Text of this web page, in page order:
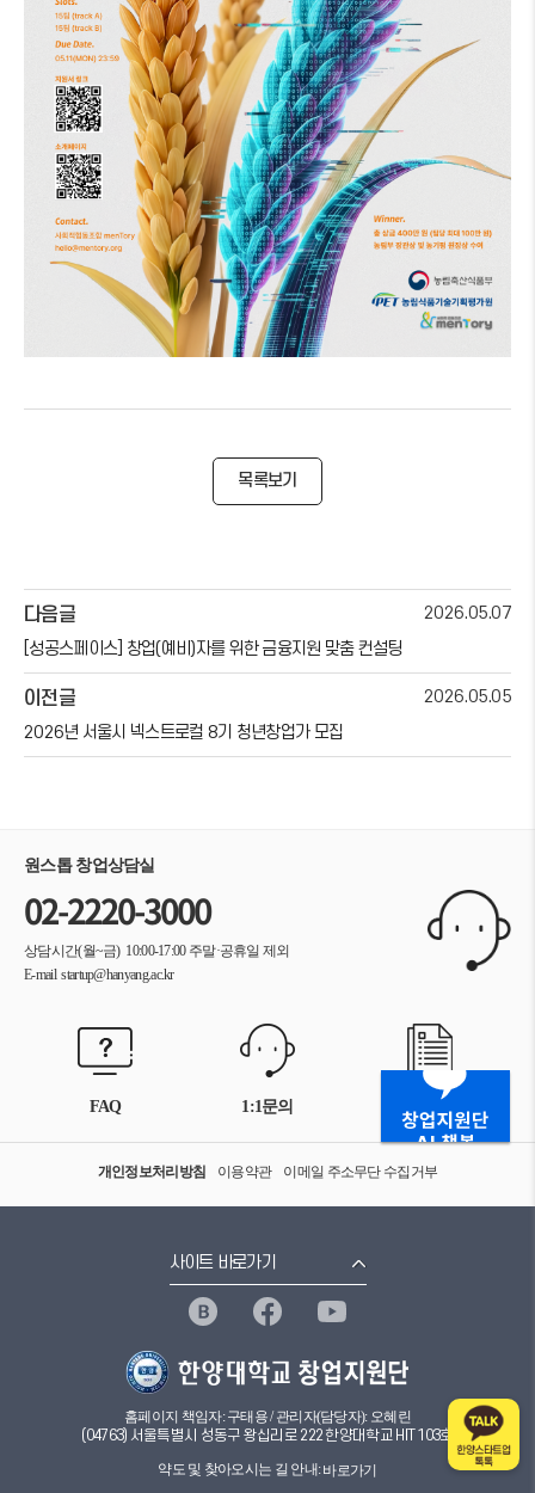
목록보기
다음글
[성공스페이스] 창업(예비)자를 위한 금융지원 맞춤 컨설팅
2026.05.07
이전글
2026년 서울시 넥스트로컬 8기 청년창업가 모집
2026.05.05
원스톱 창업상담실
02-2220-3000
상담시간(월~금) 10:00-17:00 주말·공휴일 제외
E-mail startup@hanyang.ac.kr
FAQ 1:1문의 자료실
개인정보처리방침 이용약관 이메일 주소무단 수집거부
사이트 바로가기
홈페이지 책임자: 구태용 / 관리자(담당자): 오혜린
(04763) 서울특별시 성동구 왕십리로 222 한양대학교 HIT 103호
약도 및 찾아오시는 길 안내:바로가기